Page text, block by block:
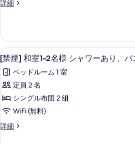
表
す
る
レ
共
用
の
す
べ
の
バ
レ
共
用
の
詳
細
様
ス・
ト
イ
レ
共
用
の
す
詳細
[禁
1~2
名
様
バ
ス・
ト
レ
共
の
[禁
煙]
和
室
1~2
名
様
8
[禁煙] 和室1~2名様 シャワーあり、
ベッドルーム 1 室
定員 2 名
シングル布団 2 組
WiFi (無料)
詳細
[禁